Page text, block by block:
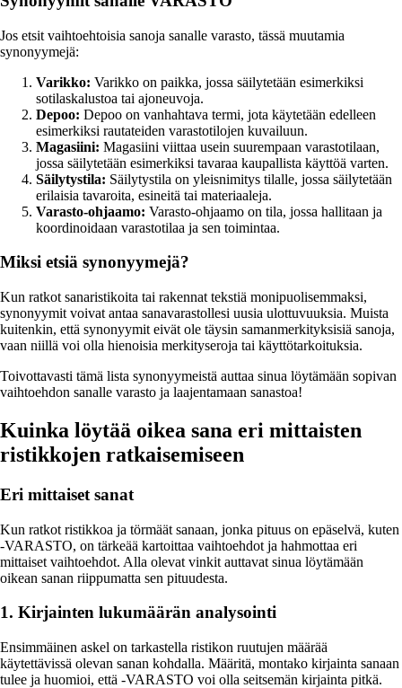
Jos etsit vaihtoehtoisia sanoja sanalle varasto, tässä muutamia
synonyymejä:
Varikko: Varikko on paikka, jossa säilytetään esimerkiksi
sotilaskalustoa tai ajoneuvoja.
Depoo: Depoo on vanhahtava termi, jota käytetään edelleen
esimerkiksi rautateiden varastotilojen kuvailuun.
Magasiini: Magasiini viittaa usein suurempaan varastotilaan,
jossa säilytetään esimerkiksi tavaraa kaupallista käyttöä varten.
Säilytystila: Säilytystila on yleisnimitys tilalle, jossa säilytetään
erilaisia tavaroita, esineitä tai materiaaleja.
Varasto-ohjaamo: Varasto-ohjaamo on tila, jossa hallitaan ja
koordinoidaan varastotilaa ja sen toimintaa.
Miksi etsiä synonyymejä?
Kun ratkot sanaristikoita tai rakennat tekstiä monipuolisemmaksi,
synonyymit voivat antaa sanavarastollesi uusia ulottuvuuksia. Muista
kuitenkin, että synonyymit eivät ole täysin samanmerkityksisiä sanoja,
vaan niillä voi olla hienoisia merkityseroja tai käyttötarkoituksia.
Toivottavasti tämä lista synonyymeistä auttaa sinua löytämään sopivan
vaihtoehdon sanalle varasto ja laajentamaan sanastoa!
Kuinka löytää oikea sana eri mittaisten
ristikkojen ratkaisemiseen
Eri mittaiset sanat
Kun ratkot ristikkoa ja törmäät sanaan, jonka pituus on epäselvä, kuten
-VARASTO, on tärkeää kartoittaa vaihtoehdot ja hahmottaa eri
mittaiset vaihtoehdot. Alla olevat vinkit auttavat sinua löytämään
oikean sanan riippumatta sen pituudesta.
1. Kirjainten lukumäärän analysointi
Ensimmäinen askel on tarkastella ristikon ruutujen määrää
käytettävissä olevan sanan kohdalla. Määritä, montako kirjainta sanaan
tulee ja huomioi, että -VARASTO voi olla seitsemän kirjainta pitkä.